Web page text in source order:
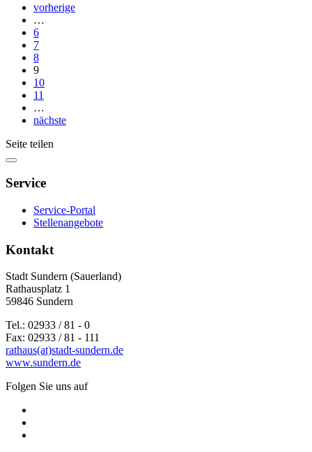
vorherige
…
6
7
8
9
10
11
…
nächste
Seite teilen
Service
Service-Portal
Stellenangebote
Kontakt
Stadt Sundern (Sauerland)
Rathausplatz 1
59846 Sundern
Tel.: 02933 / 81 - 0
Fax: 02933 / 81 - 111
rathaus(at)stadt-sundern.de
www.sundern.de
Folgen Sie uns auf